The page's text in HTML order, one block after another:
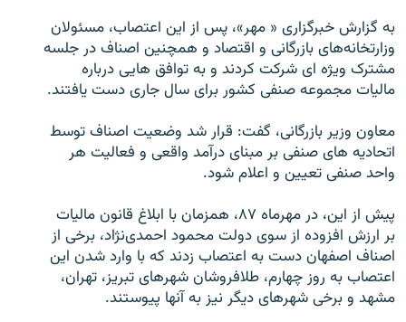
زبان‌های دیگر
به گزارش خبرگزاری « مهر»، پس از اين اعتصاب، مسئولان
وزارتخانه‌های بازرگانی و اقتصاد و همچنين اصناف در جلسه
مشترک ويژه ای شرکت کردند و به توافق هايی درباره
ماليات مجموعه صنفی کشور برای سال جاری دست يافتند.
معاون وزير بازرگانی، گفت: قرار شد وضعيت اصناف توسط
اتحاديه های صنفی بر مبنای درآمد واقعی و فعاليت هر
واحد صنفی تعيين و اعلام شود.
پيش از اين، در مهرماه ۸۷، همزمان با ابلاغ قانون ماليات
بر ارزش افزوده از سوی دولت محمود احمدی‌نژاد، برخی از
اصناف اصفهان دست به اعتصاب زدند که با وارد شدن اين
اعتصاب به روز چهارم، طلافروشان شهرهای تبريز، تهران،
مشهد و برخی شهرهای ديگر نيز به آنها پيوستند.